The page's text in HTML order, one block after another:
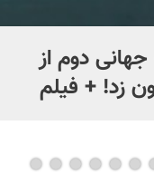
دوم از
زد! + فیلم